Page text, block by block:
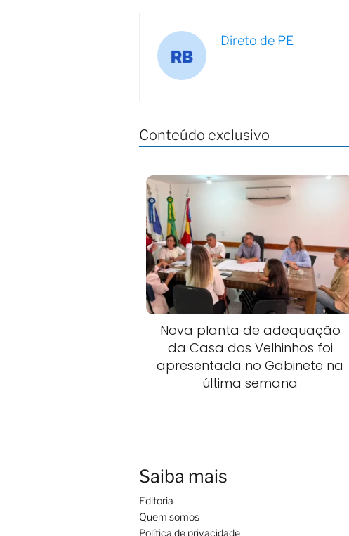
Direto de PE
Conteúdo exclusivo
Nova planta de adequação
da Casa dos Velhinhos foi
apresentada no Gabinete na
última semana
Saiba mais
Editoria
Quem somos
Política de privacidade